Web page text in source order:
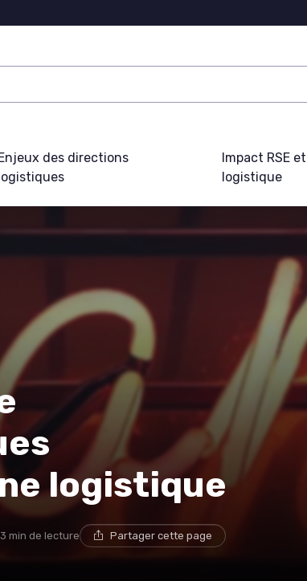
des directions
Impact RSE et
logistique
logistique
min de lecture Partager cette page